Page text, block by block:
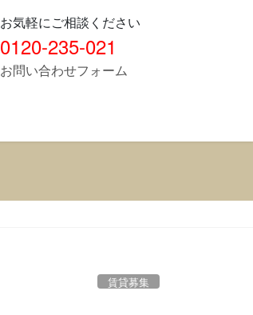
お気軽にご相談ください
0120-235-021
お問い合わせフォーム
賃貸募集